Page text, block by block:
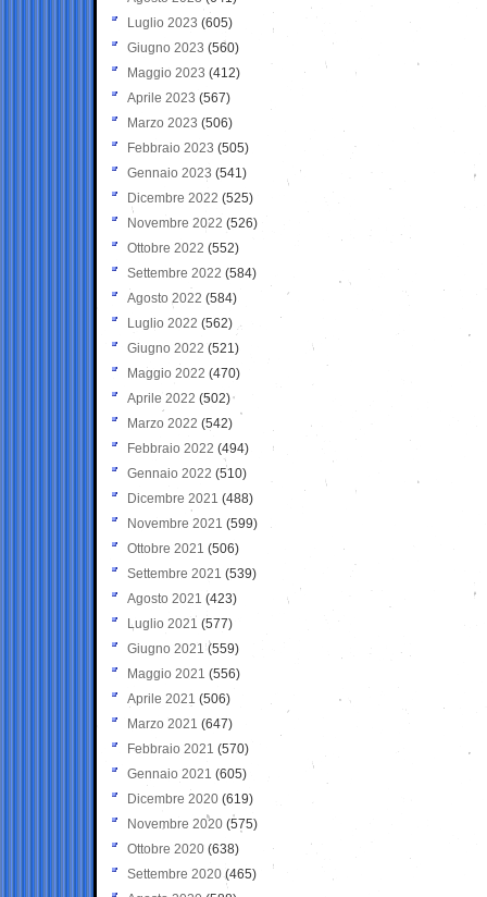
Luglio 2023 (605)
Giugno 2023 (560)
Maggio 2023 (412)
Aprile 2023 (567)
Marzo 2023 (506)
Febbraio 2023 (505)
Gennaio 2023 (541)
Dicembre 2022 (525)
Novembre 2022 (526)
Ottobre 2022 (552)
Settembre 2022 (584)
Agosto 2022 (584)
Luglio 2022 (562)
Giugno 2022 (521)
Maggio 2022 (470)
Aprile 2022 (502)
Marzo 2022 (542)
Febbraio 2022 (494)
Gennaio 2022 (510)
Dicembre 2021 (488)
Novembre 2021 (599)
Ottobre 2021 (506)
Settembre 2021 (539)
Agosto 2021 (423)
Luglio 2021 (577)
Giugno 2021(559)
Maggio 2021 (556)
Aprile 2021 (506)
Marzo 2021 (647)
Febbraio 2021 (570)
Gennaio 2021 (605)
Dicembre 2020 (619)
Novembre 2020 (575)
Ottobre 2020 (638)
Settembre 2020(465)